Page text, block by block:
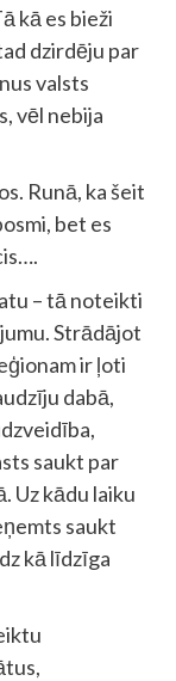
kā es bieži
dzirdēju par
valsts
vēl nebija
Runā, ka šeit
bet es
– tā noteikti
Strādājot
ir ļoti
dabā,
saukt par
Uz kādu laiku
saukt
kā līdzīga